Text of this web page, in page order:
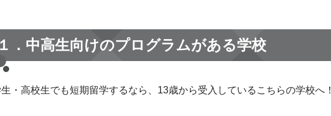
１．中高生向けのプログラムがある学校
・高校生でも短期留学するなら、13歳から受入しているこちらの学校へ！